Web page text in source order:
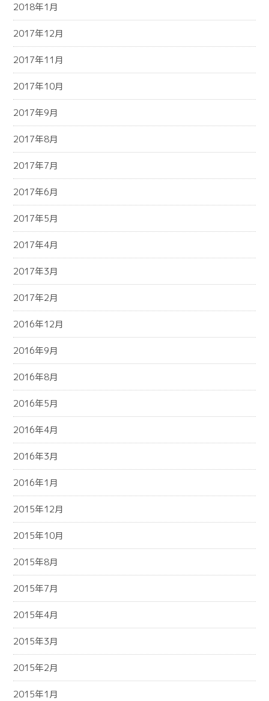
2018年1月
2017年12月
2017年11月
2017年10月
2017年9月
2017年8月
2017年7月
2017年6月
2017年5月
2017年4月
2017年3月
2017年2月
2016年12月
2016年9月
2016年8月
2016年5月
2016年4月
2016年3月
2016年1月
2015年12月
2015年10月
2015年8月
2015年7月
2015年4月
2015年3月
2015年2月
2015年1月